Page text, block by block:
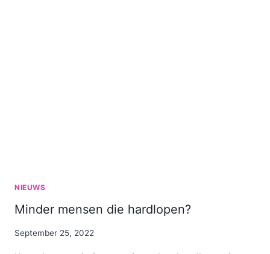
NIEUWS
Minder mensen die hardlopen?
By
September 25, 2022